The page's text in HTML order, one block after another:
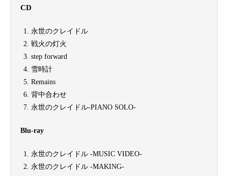
CD
永世のクレイドル
戦火の灯火
step forward
雪時計
Remains
背中合わせ
永世のクレイドル-PIANO SOLO-
Blu-ray
永世のクレイドル -MUSIC VIDEO-
永世のクレイドル -MAKING-